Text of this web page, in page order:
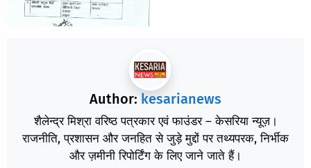
Author: kesarianews
शैलेन्द्र मिश्रा वरिष्ठ पत्रकार एवं फाउंडर – केसरिया न्यूज़।
राजनीति, प्रशासन और जनहित से जुड़े मुद्दों पर तथ्यपरक, निर्भीक
और ज़मीनी रिपोर्टिंग के लिए जाने जाते हैं।